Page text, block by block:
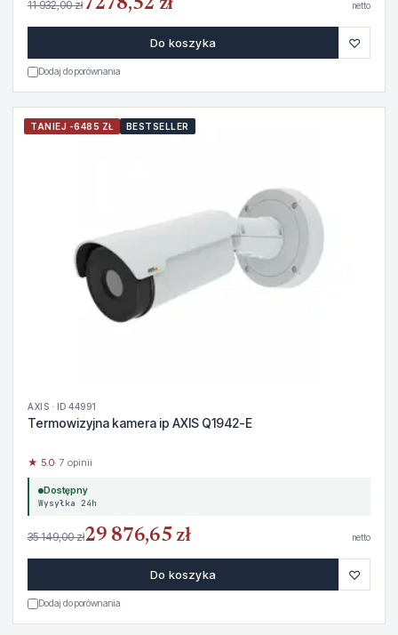
11 932,00 zł7278,52 zł netto
Do koszyka ♡
Dodaj do porównania
TANIEJ -6485 ZŁ BESTSELLER
AXIS · ID 44991
Termowizyjna kamera ip AXIS Q1942-E
★ 5.0· 7 opinii
Dostępny
Wysyłka 24h
35 149,00 zł29 876,65 zł netto
Do koszyka ♡
Dodaj do porównania